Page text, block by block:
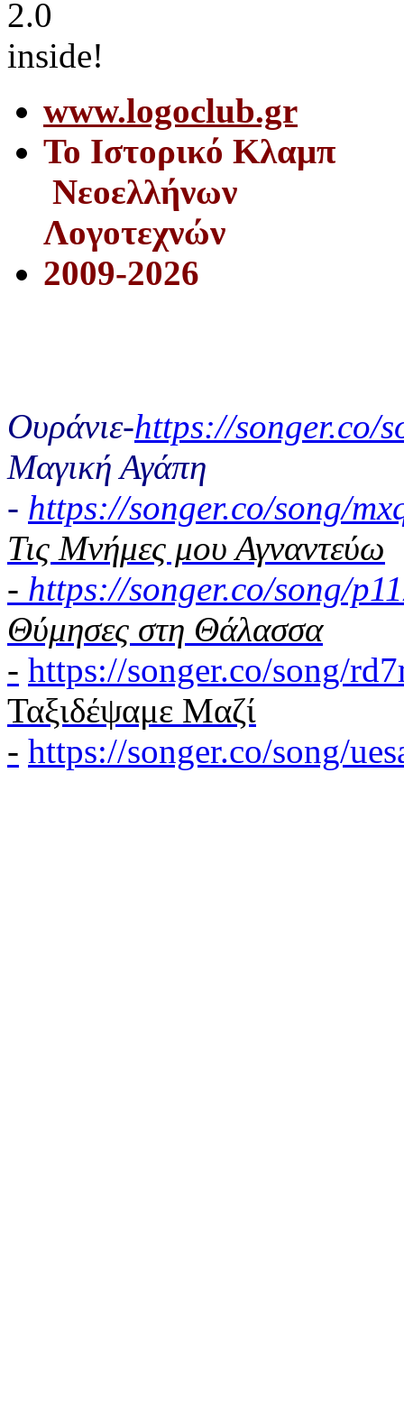
www.logoclub.gr
Το Iστορικό Κλαμπ
Νεοελλήνων
Λογοτεχνών
2009-2026
Ουράνιε-https://songer.co/
Μαγική Αγάπη
- https://songer.co/song/
Τις Μνήμες μου Αγναντεύω
- https://songer.co/song/
Θύμησες στη Θάλασσα
- https://songer.co/song/
Ταξιδέψαμε Μαζί
- https://songer.co/song/